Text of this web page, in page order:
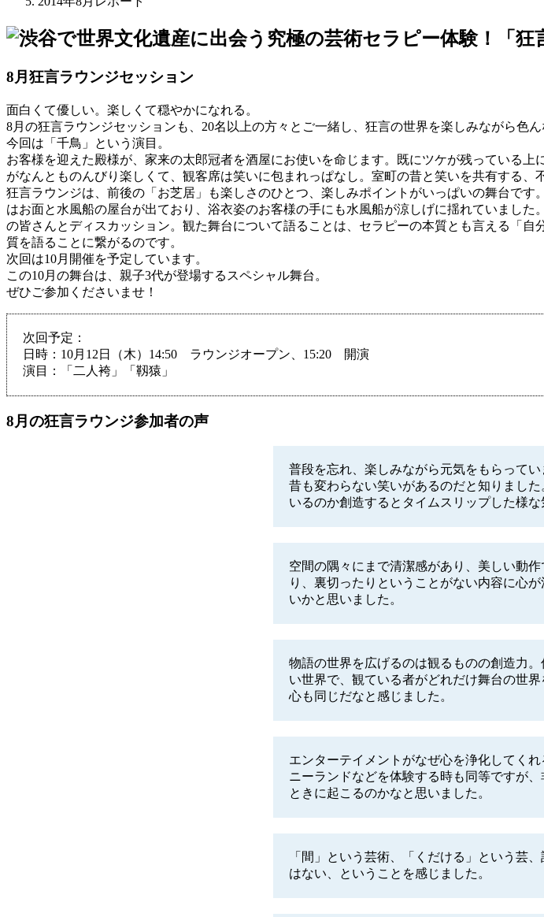
8月狂言ラウンジセッション
面白くて優しい。楽しくて穏やかになれる。
8月の狂言ラウンジセッションも、20名以上の方々とご一緒し、狂言の世界を楽しみながら色ん
今回は「千鳥」という演目。
お客様を迎えた殿様が、家来の太郎冠者を酒屋にお使いを命じます。既にツケが残っている
がなんとものんびり楽しくて、観客席は笑いに包まれっぱなし。室町の昔と笑いを共有する、
狂言ラウンジは、前後の「お芝居」も楽しさのひとつ、楽しみポイントがいっぱいの舞台で
はお面と水風船の屋台が出ており、浴衣姿のお客様の手にも水風船が涼しげに揺れていまし
の皆さんとディスカッション。観た舞台について語ることは、セラピーの本質とも言える「
質を語ることに繋がるのです。
次回は10月開催を予定しています。
この10月の舞台は、親子3代が登場するスペシャル舞台。
ぜひご参加くださいませ！
次回予定：
日時：10月12日（木）14:50 ラウンジオープン、15:20 開演
演目：「二人袴」「靱猿」
8月の狂言ラウンジ参加者の声
普段を忘れ、楽しみながら元気をもらって
昔も変わらない笑いがあるのだと知りまし
いるのか創造するとタイムスリップした様な
空間の隅々にまで清潔感があり、美しい動
り、裏切ったりということがない内容に心
いかと思いました。
物語の世界を広げるのは観るものの創造力
い世界で、観ている者がどれだけ舞台の世
心も同じだなと感じました。
エンターテイメントがなぜ心を浄化してく
ニーランドなどを体験する時も同等ですが
ときに起こるのかなと思いました。
「間」という芸術、「くだける」という芸
はない、ということを感じました。